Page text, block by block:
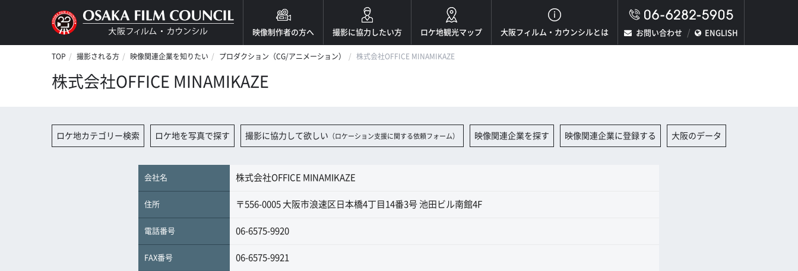
映像制作者の方へ 撮影に協力したい方 ロケ地観光マップ 大阪フィルム・カウンシルとは お問い合わせ ENGLISH
TOP 撮影される方 映像関連企業を知りたい プロダクション（CG/アニメーション） 株式会社OFFICE MINAMIKAZE
株式会社OFFICE MINAMIKAZE
ロケ地カテゴリー検索 ロケ地を写真で探す 撮影に協力して欲しい （ロケーション支援に関する依頼フォーム） 映像関連企業を探す 映像関連企業に登録する 大阪のデータ
会社名 株式会社OFFICE MINAMIKAZE
住所 〒556-0005 大阪市浪速区日本橋4丁目14番3号 池田ビル南館4F
電話番号 06-6575-9920
FAX番号 06-6575-9921